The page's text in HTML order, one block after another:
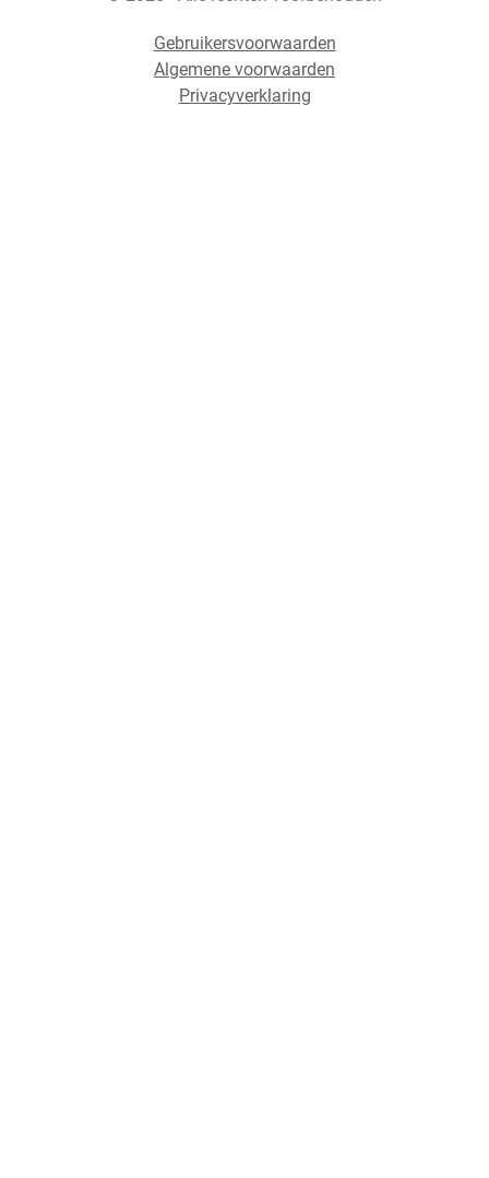
Gebruikersvoorwaarden
Algemene voorwaarden
Privacyverklaring